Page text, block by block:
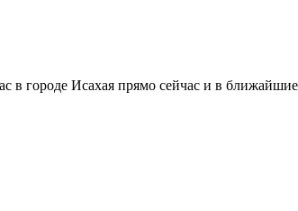
в городе Исахая прямо сейчас и в